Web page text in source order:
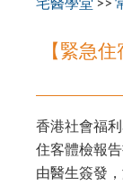
【緊急
香港社會福
住客體檢報
由醫生簽發